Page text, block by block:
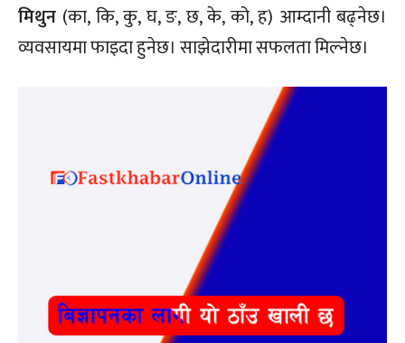
मिथुन (का, कि, कु, घ, ङ, छ, के, को, ह) आम्दानी बढ्नेछ।
व्यवसायमा फाइदा हुनेछ। साझेदारीमा सफलता मिल्नेछ।